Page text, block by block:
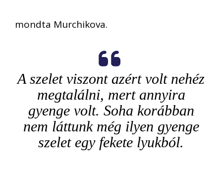
mondta Murchikova.
A szelet viszont azért volt nehéz
megtalálni, mert annyira
gyenge volt. Soha korábban
nem láttunk még ilyen gyenge
szelet egy fekete lyukból.